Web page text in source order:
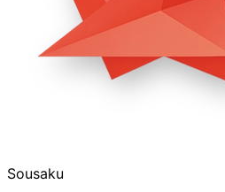
Sousaku